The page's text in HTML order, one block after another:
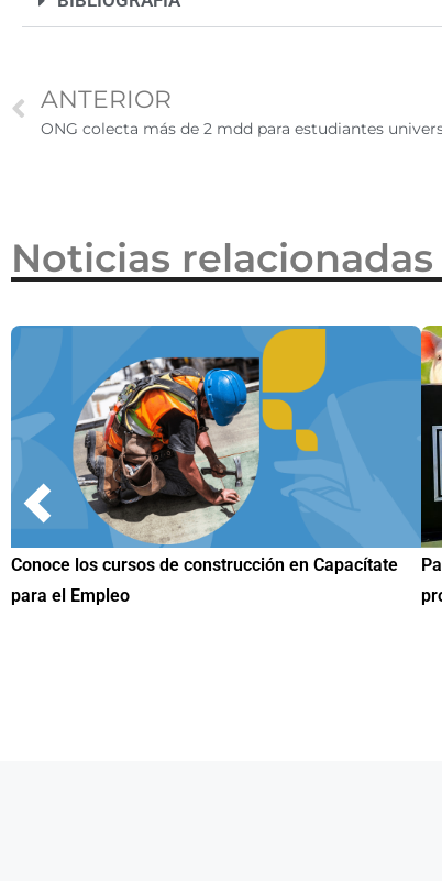
ANTERIOR
Noticias relacionadas
Papuchis y el Sueño Michoacano como alternativa
productiva